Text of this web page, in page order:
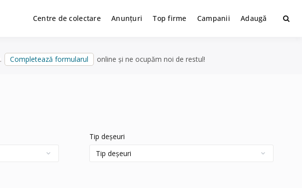
Centre de colectare Anunțuri Top firme Campanii Adaugă
. Completează formularul online și ne ocupăm noi de restul!
Tip deșeuri